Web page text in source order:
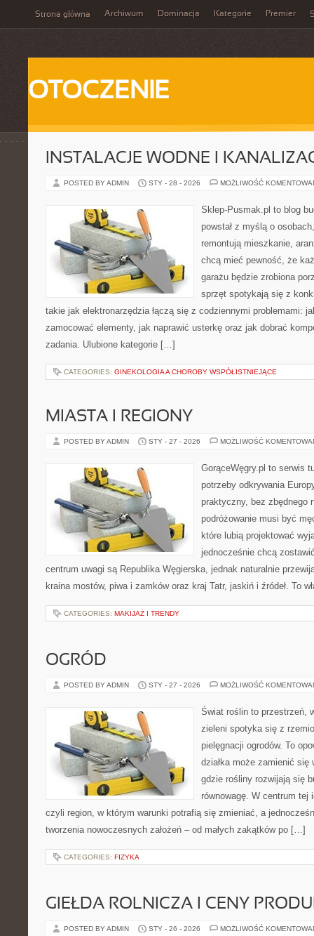
Strona główna Archiwum Dominacja Kategorie Premier
OTOCZENIE
INSTALACJE WODNE I
POSTED BY ADMIN STY - 28 - 2026 MOŻLIWOŚĆ
Sklep-Pusmak.pl to blog
powstał z myślą o
remontują mieszkanie,
chcą mieć pewność, że
garażu będzie zrobiona
sprzęt spotykają się z
takie jak elektronarzędzia łączą się z codziennymi problemami:
zamocować elementy, jak naprawić usterkę oraz jak dobrać
zadania. Ulubione kategorie […]
CATEGORIES: GINEKOLOGIA A CHOROBY WSPÓŁISTNIEJĄCE
MIASTA I REGIONY
POSTED BY ADMIN STY - 27 - 2026 MOŻLIWOŚĆ
GorąceWęgry.pl to serwis
potrzeby odkrywania
praktyczny, bez zbędnego
podróżowanie musi być
które lubią projektować
jednocześnie chcą
centrum uwagi są Republika Węgierska, jednak naturalnie
kraina mostów, piwa i zamków oraz kraj Tatr, jaskiń i źródeł. To
CATEGORIES: MAKIJAŻ I TRENDY
OGRÓD
POSTED BY ADMIN STY - 27 - 2026 MOŻLIWOŚĆ
Świat roślin to przestrzeń,
zieleni spotyka się z
pielęgnacji ogrodów. To
działka może zamienić się
gdzie rośliny rozwijają się
równowagę. W centrum
czyli region, w którym warunki potrafią się zmieniać, a
tworzenia nowoczesnych założeń – od małych zakątków po […]
CATEGORIES: FIZYKA
GIEŁDA ROLNICZA I CENY
POSTED BY ADMIN STY - 26 - 2026 MOŻLIWOŚĆ